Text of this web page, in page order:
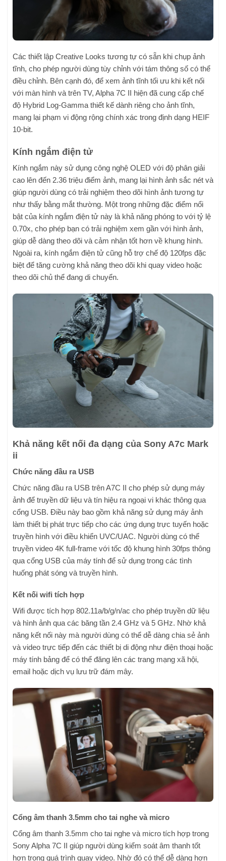
Các thiết lập Creative Looks tương tự có sẵn khi chụp ảnh
tĩnh, cho phép người dùng tùy chỉnh với tám thông số có thể
điều chỉnh. Bên cạnh đó, để xem ảnh tĩnh tối ưu khi kết nối
với màn hình và trên TV, Alpha 7C II hiện đã cung cấp chế
độ Hybrid Log-Gamma thiết kế dành riêng cho ảnh tĩnh,
mang lại phạm vi động rộng chính xác trong định dạng HEIF
10-bit.
Kính ngắm điện tử
Kính ngắm này sử dụng công nghệ OLED với độ phân giải
cao lên đến 2.36 triệu điểm ảnh, mang lại hình ảnh sắc nét và
giúp người dùng có trải nghiệm theo dõi hình ảnh tương tự
như thấy bằng mắt thường. Một trong những đặc điểm nổi
bật của kính ngắm điện tử này là khả năng phóng to với tỷ lệ
0.70x, cho phép bạn có trải nghiệm xem gần với hình ảnh,
giúp dễ dàng theo dõi và cảm nhận tốt hơn về khung hình.
Ngoài ra, kính ngắm điện tử cũng hỗ trợ chế độ 120fps đặc
biệt để tăng cường khả năng theo dõi khi quay video hoặc
theo dõi chủ thể đang di chuyển.
Khả năng kết nối đa dạng của Sony A7c Mark
ii
Chức năng đầu ra USB
Chức năng đầu ra USB trên A7C II cho phép sử dụng máy
ảnh để truyền dữ liệu và tín hiệu ra ngoại vi khác thông qua
cổng USB. Điều này bao gồm khả năng sử dụng máy ảnh
làm thiết bị phát trực tiếp cho các ứng dụng trực tuyến hoặc
truyền hình với điều khiển UVC/UAC. Người dùng có thể
truyền video 4K full-frame với tốc độ khung hình 30fps thông
qua cổng USB của máy tính để sử dụng trong các tình
huống phát sóng và truyền hình.
Kết nối wifi tích hợp
Wifi được tích hợp 802.11a/b/g/n/ac cho phép truyền dữ liệu
và hình ảnh qua các băng tần 2.4 GHz và 5 GHz. Nhờ khả
năng kết nối này mà người dùng có thể dễ dàng chia sẻ ảnh
và video trực tiếp đến các thiết bị di động như điện thoại hoặc
máy tính bảng để có thể đăng lên các trang mạng xã hội,
email hoặc dịch vụ lưu trữ đám mây.
Cổng âm thanh 3.5mm cho tai nghe và micro
Cổng âm thanh 3.5mm cho tai nghe và micro tích hợp trong
Sony Alpha 7C II giúp người dùng kiểm soát âm thanh tốt
hơn trong quá trình quay video. Nhờ đó có thể dễ dàng hơn